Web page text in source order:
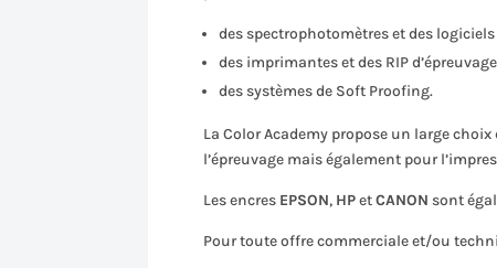
des spectrophotomètres et des
des imprimantes et des RIP
des systèmes de Soft Proofing.
La Color Academy propose un large
l’épreuvage mais également pour
Les encres EPSON, HP et CANON sont
Pour toute offre commerciale et/ou